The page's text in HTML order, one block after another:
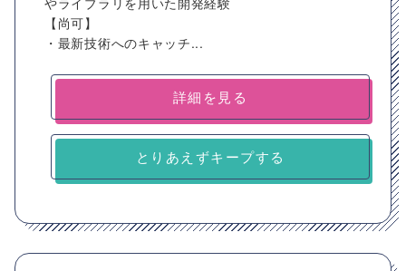
【尚可】
・最新技術へのキャッチ...
詳細を見る
とりあえずキープする